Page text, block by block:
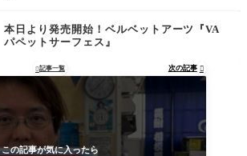
本日より発売開始！ベルベットアーツ『VA
パペットサーフェス』
記事一覧 次の記事 
この記事が気に入ったら